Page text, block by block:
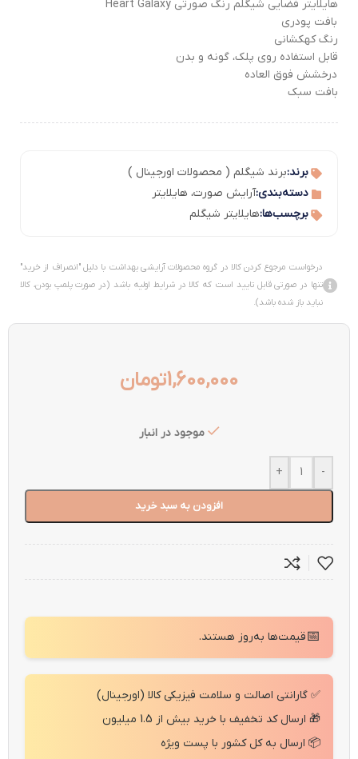
هایلایتر فضایی شیگلم رنگ صورتی Heart Galaxy
بافت پودری
رنگ کهکشانی
قابل استفاده روی پلک، گونه و بدن
درخشش فوق العاده
بافت سبک
برند:برند شیگلم ( محصولات اورجینال )
دسته‌بندی:آرایش صورت، هایلایتر
برچسب‌ها:هایلایتر شیگلم
درخواست مرجوع کردن کالا در گروه محصولات آرایشی بهداشت با دلیل "انصراف از خرید"
تنها در صورتی قابل تایید است که کالا در شرایط اولیه باشد (در صورت پلمپ بودن، کالا
نباید باز شده باشد).
1,600,000تومان
موجود در انبار
-
+
افزودن به سبد خرید
📅قیمت‌ها به‌روز هستند.
✅ گارانتی اصالت و سلامت فیزیکی کالا (اورجینال)
🎁 ارسال کد تخفیف با خرید بیش از 1.5 میلیون
📦 ارسال به کل کشور با پست ویژه